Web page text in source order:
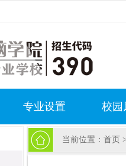
专业设置 校园
当前位置： 首页